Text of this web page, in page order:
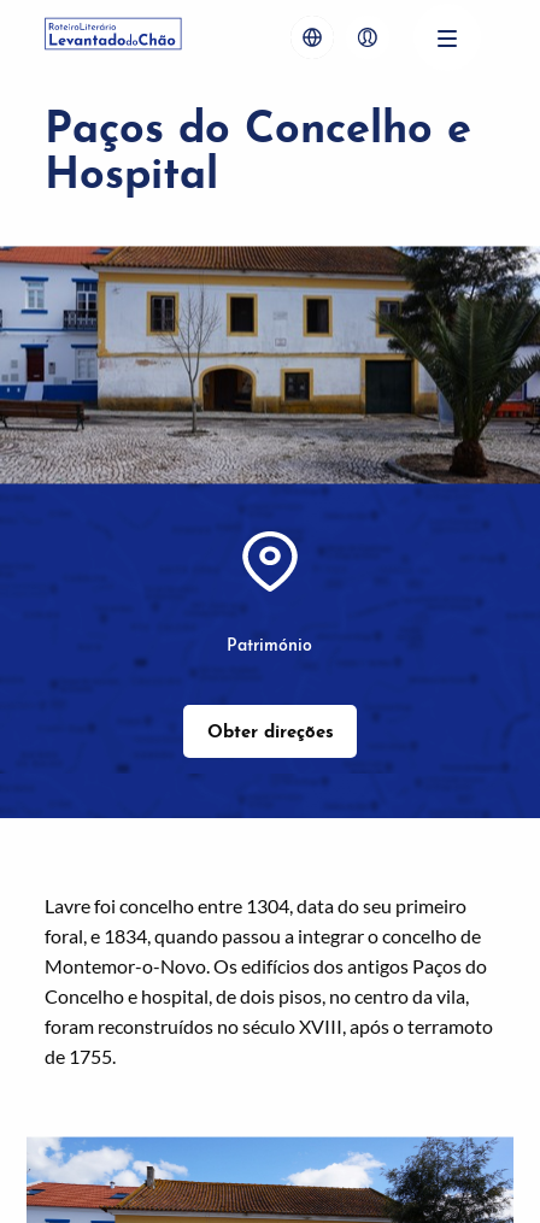
Paços do Concelho e
Hospital
Património
Obter direções
Lavre foi concelho entre 1304, data do seu primeiro
foral, e 1834, quando passou a integrar o concelho de
Montemor-o-Novo. Os edifícios dos antigos Paços do
Concelho e hospital, de dois pisos, no centro da vila,
foram reconstruídos no século XVIII, após o terramoto
de 1755.